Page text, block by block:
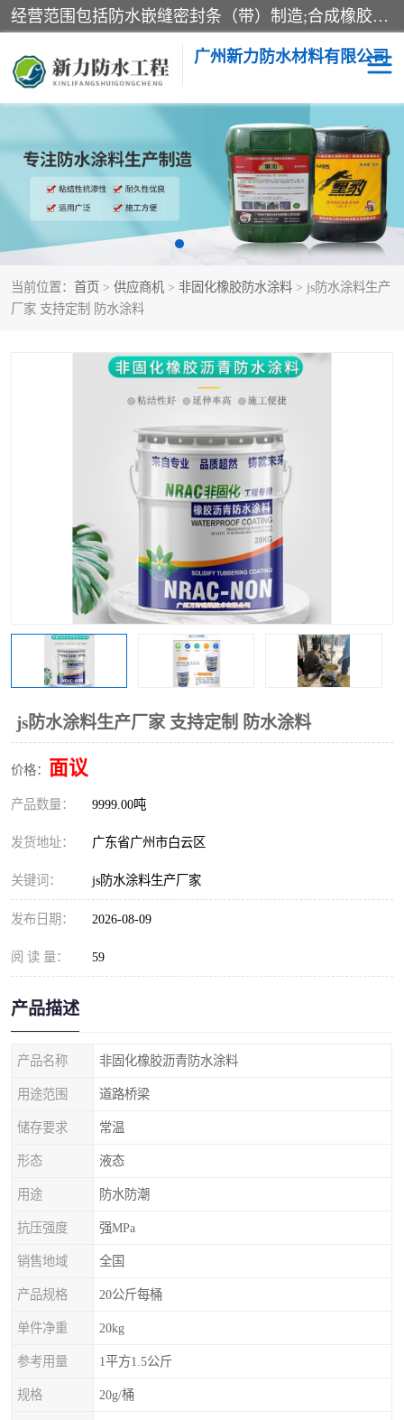
经营范围包括防水嵌缝密封条（带）制造;合成橡胶制造（监控化学品、危险化学品除外）;沥青混合物制造;防水胶粘带制造;其他合成材料制造（监控化学品、危险化学品除外）;涂料制造（监控化学品、危险化学品除外）;建筑结构防水补漏;防水建筑材料制造;粘合剂制造（监控化学品、危险化学品除外）;涂料零售;广州新力防水材料有限公司具有1处分支机构。
广州新力防水材料有限公司
当前位置： 首页 > 供应商机 > 非固化橡胶防水涂料 > js防水涂料生产
厂家 支持定制 防水涂料
js防水涂料生产厂家 支持定制 防水涂料
价格： 面议
产品数量： 9999.00吨
发货地址： 广东省广州市白云区
关键词： js防水涂料生产厂家
发布日期： 2026-08-09
阅 读 量： 59
产品描述
产品名称 非固化橡胶沥青防水涂料
用途范围 道路桥梁
储存要求 常温
形态 液态
用途 防水防潮
抗压强度 强MPa
销售地域 全国
产品规格 20公斤每桶
单件净重 20kg
参考用量 1平方1.5公斤
规格 20g/桶
黑豹防水胶 建筑108胶水
乳化沥青防水涂料 自粘卷材
非固化橡胶防水涂料